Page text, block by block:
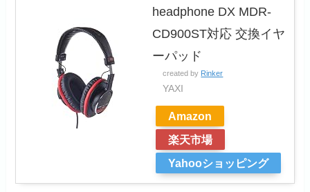
headphone DX MDR-
CD900ST対応 交換イヤ
ーパッド
created by Rinker
YAXI
Amazon
楽天市場
Yahooショッピング